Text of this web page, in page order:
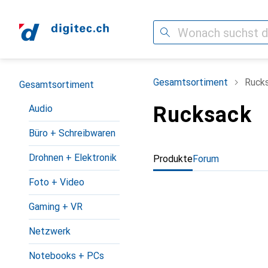
Suche
Navigation nach Kategorien
Gesamtsortiment
Audio
Büro + Schreibwaren
Drohnen + Elektronik
Foto + Video
Gaming + VR
Netzwerk
Notebooks + PCs
Gesamtsortiment
Rucksack
ProdukteForum